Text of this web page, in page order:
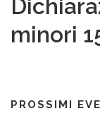
minori
PROSSIMI